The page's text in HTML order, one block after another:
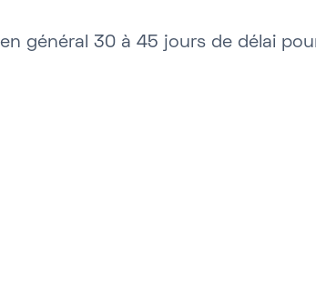
général 30 à 45 jours de délai